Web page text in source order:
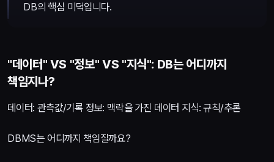
DB의 핵심 미덕입니다.
"데이터" VS "정보" VS "지식": DB는 어디까지
책임지나?
데이터: 관측값/기록 정보: 맥락을 가진 데이터 지식: 규칙/추론
DBMS는 어디까지 책임질까요?